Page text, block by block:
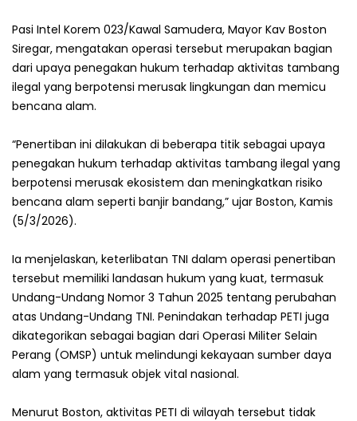
‎Pasi Intel Korem 023/Kawal Samudera, Mayor Kav Boston
Siregar, mengatakan operasi tersebut merupakan bagian
dari upaya penegakan hukum terhadap aktivitas tambang
ilegal yang berpotensi merusak lingkungan dan memicu
bencana alam.
‎“Penertiban ini dilakukan di beberapa titik sebagai upaya
penegakan hukum terhadap aktivitas tambang ilegal yang
berpotensi merusak ekosistem dan meningkatkan risiko
bencana alam seperti banjir bandang,” ujar Boston, Kamis
(5/3/2026).
‎Ia menjelaskan, keterlibatan TNI dalam operasi penertiban
tersebut memiliki landasan hukum yang kuat, termasuk
Undang-Undang Nomor 3 Tahun 2025 tentang perubahan
atas Undang-Undang TNI. Penindakan terhadap PETI juga
dikategorikan sebagai bagian dari Operasi Militer Selain
Perang (OMSP) untuk melindungi kekayaan sumber daya
alam yang termasuk objek vital nasional.
‎Menurut Boston, aktivitas PETI di wilayah tersebut tidak